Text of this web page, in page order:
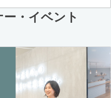
・イベント